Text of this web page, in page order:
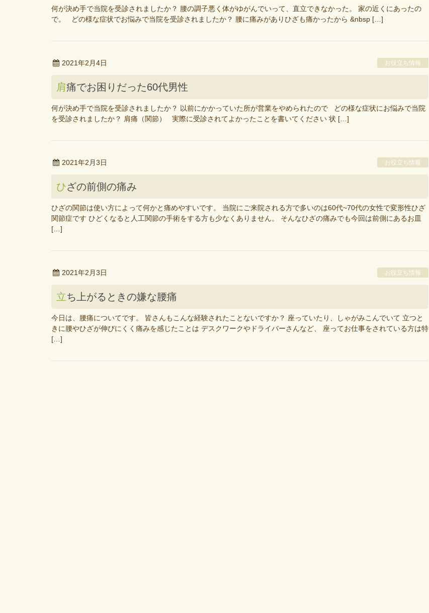
何が決め手で当院を受診されましたか？ 腰の調子悪く体がゆがんでいって、直立できなかった。 家の近くにあったの
で。 どの様な症状でお悩みで当院を受診されましたか？ 腰に痛みがありひざも痛かったから &nbsp […]
2021年2月4日 お役立ち情報
肩痛でお困りだった60代男性
何が決め手で当院を受診されましたか？ 以前にかかっていた所が営業をやめられたので どの様な症状にお悩みで当院
を受診されましたか？ 肩痛（関節） 実際に受診されてよかったことを書いてください 状 […]
2021年2月3日 お役立ち情報
ひざの前側の痛み
ひざの関節は使い方によって何かと痛めやすいです。 当院にご来院される方で多いのは60代~70代の女性で変形性ひざ
関節症です ひどくなると人工関節の手術をする方も少なくありません。 そんなひざの痛みでも今回は前側にあるお皿
[…]
2021年2月3日 お役立ち情報
立ち上がるときの嫌な腰痛
今日は、腰痛についてです。 皆さんもこんな経験されたことないですか？ 座っていたり、しゃがみこんでいて 立つと
きに腰やひざが伸びにくく痛みを感じたことは デスクワークやドライバーさんなど、 座ってお仕事をされている方は特
[…]